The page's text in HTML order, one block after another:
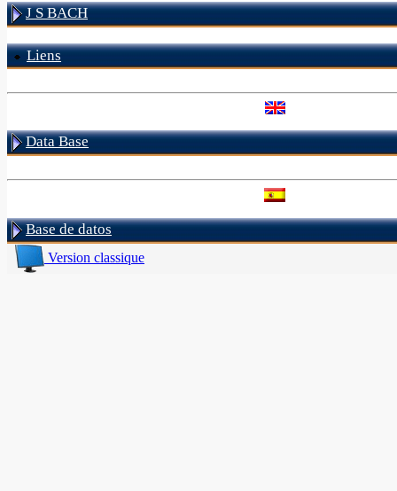
J S BACH
Liens
Data Base
Base de datos
Version classique